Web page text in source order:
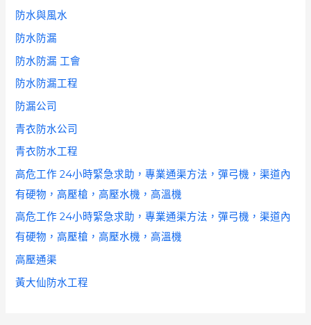
防水與風水
防水防漏
防水防漏 工會
防水防漏工程
防漏公司
青衣防水公司
青衣防水工程
高危工作 24小時緊急求助，專業通渠方法，彈弓機，渠道內
有硬物，高壓槍，高壓水機，高溫機
高危工作 24小時緊急求助，專業通渠方法，彈弓機，渠道內
有硬物，高壓槍，高壓水機，高溫機
高壓通渠
黃大仙防水工程